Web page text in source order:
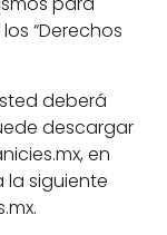
“Derechos
deberá
descargar
en
la siguiente
.